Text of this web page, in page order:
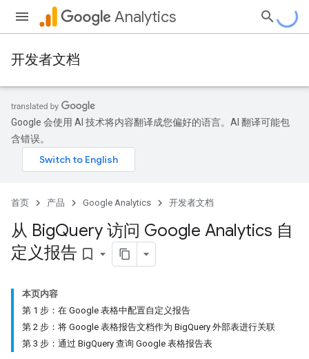
Analytics
开发者文档
Google 会使用 AI 技术将内容翻译成您偏好的语言。AI 翻译可能包
含错误。
首页 产品 Google Analytics 开发者文档
从 BigQuery 访问 Google Analytics 自
定义报告 bookmark_border
本页内容
第 1 步：在 Google 表格中配置自定义报告
第 2 步：将 Google 表格报告文档作为 BigQuery 外部表进行关联
第 3 步：通过 BigQuery 查询 Google 表格报告表